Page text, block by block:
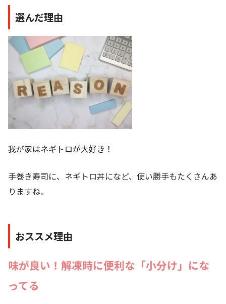
選んだ理由
我が家はネギトロが大好き！
手巻き寿司に、ネギトロ丼になど、使い勝手もたくさんあ
りますね。
おススメ理由
味が良い！解凍時に便利な「小分け」にな
ってる